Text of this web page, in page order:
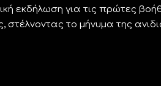
εκδήλωση για τις πρώτες
στέλνοντας το μήνυμα της